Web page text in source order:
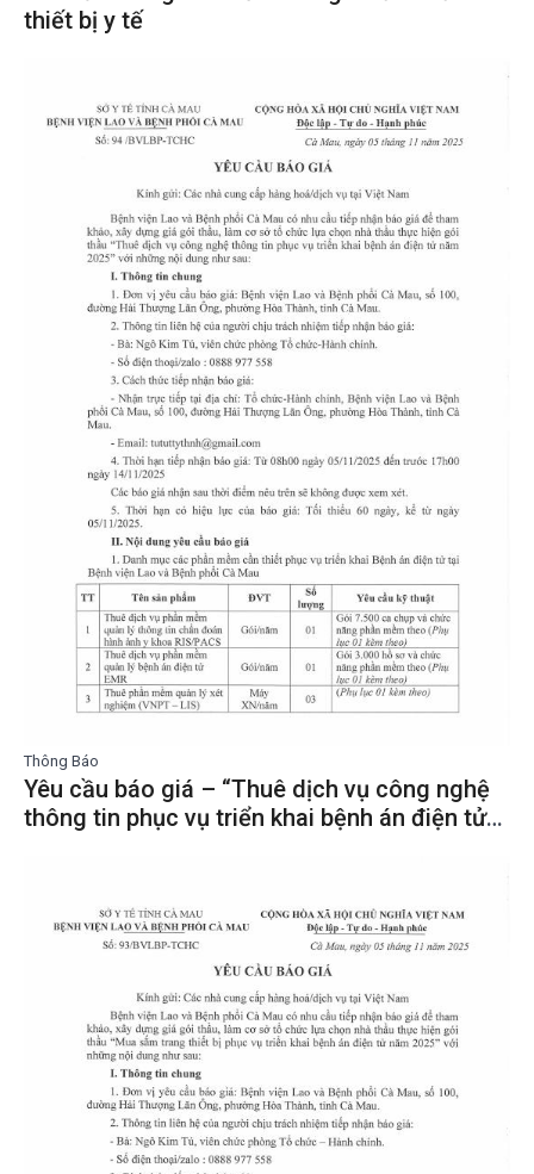
thiết bị y tế
Thông Báo
Yêu cầu báo giá – “Thuê dịch vụ công nghệ
thông tin phục vụ triển khai bệnh án điện tử